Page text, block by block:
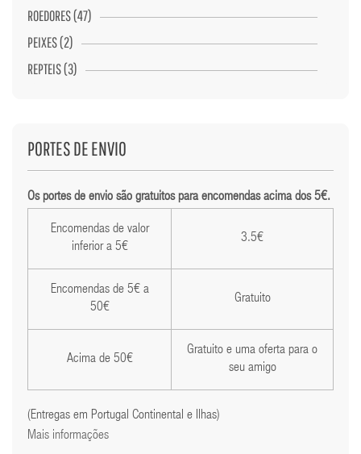
ROEDORES (47)
PEIXES (2)
REPTEIS (3)
PORTES DE ENVIO
Os portes de envio são gratuitos para encomendas acima dos 5€.
Encomendas de valor
inferior a 5€
3.5€
Encomendas de 5€ a
50€
Gratuito
Acima de 50€
Gratuito e uma oferta para o
seu amigo
(Entregas em Portugal Continental e Ilhas)
Mais informações